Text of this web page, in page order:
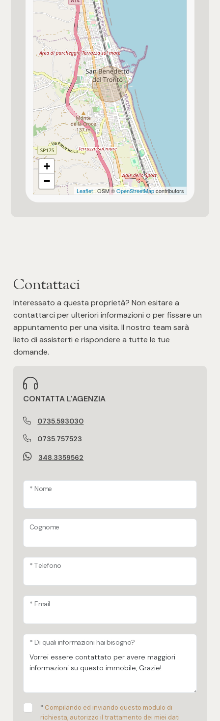
Finiture interne
★★★
Qualità contesto e luogo
★★★★
Bagno principale con
Doccia
Bagno secondario con
Doccia
Pavim. Reparto Giorno
Marmettoni
Pavim. Reparto Notte
Impianto di riscaldamento a norma
Tipologia di proprietà
normale proprietà
+
−
Leaflet| OSM ©OpenStreetMapcontributors
Contattaci
Interessato a questa proprietà? Non esitare a
contattarci per ulteriori informazioni o per fissare un
appuntamento per una visita. Il nostro team sarà
lieto di assisterti e rispondere a tutte le tue
domande.
CONTATTA L'AGENZIA
0735.593030
0735.757523
348.3359562
* Nome
Cognome
* Telefono
* Email
* Di quali informazioni hai bisogno?
* Compilando ed inviando questo modulo di
richiesta, autorizzo il trattamento dei miei dati